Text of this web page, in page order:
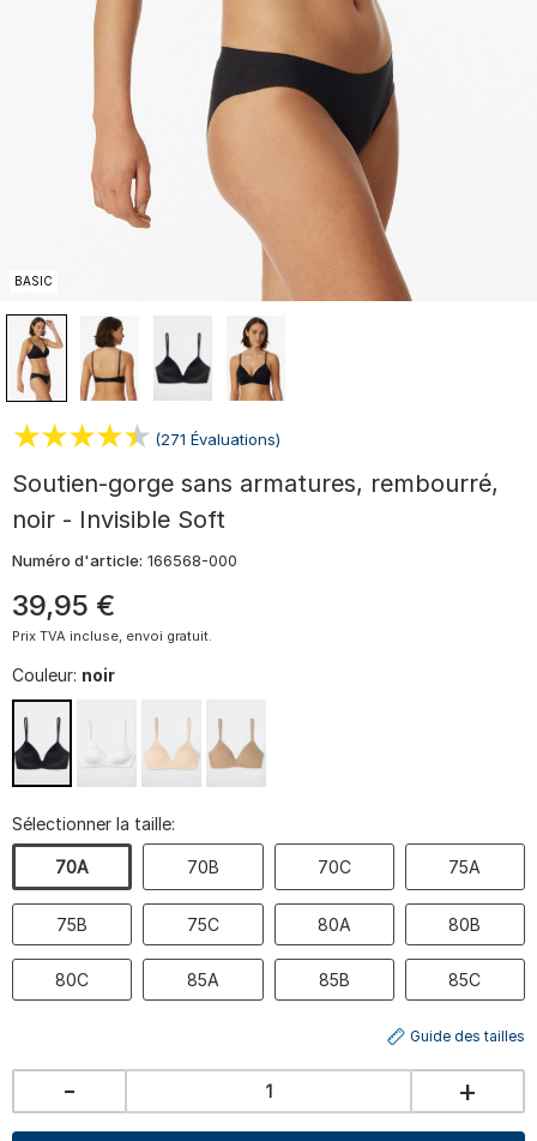
BASIC
(271 Évaluations)
Soutien-gorge sans armatures, rembourré,
noir - Invisible Soft
Numéro d'article: 166568-000
39,95 €
Prix TVA incluse, envoi gratuit.
Couleur: noir
Sélectionner la taille:
70A 70B 70C 75A
75B 75C 80A 80B
80C 85A 85B 85C
Guide des tailles
- +